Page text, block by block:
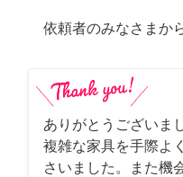
依頼者のみなさまか
ありがとうございま
複雑な家具を手際よ
さいました。また機